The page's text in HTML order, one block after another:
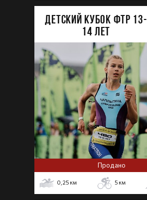
ДЕТСКИЙ КУБОК ФТР 13-
14 лет
Продано
0,25 км 5 км